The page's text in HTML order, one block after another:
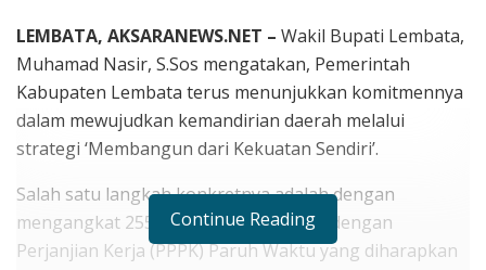
LEMBATA, AKSARANEWS.NET – Wakil Bupati Lembata,
Muhamad Nasir, S.Sos mengatakan, Pemerintah
Kabupaten Lembata terus menunjukkan komitmennya
dalam mewujudkan kemandirian daerah melalui
strategi ‘Membangun dari Kekuatan Sendiri’.
Salah satu langkah konkretnya adalah dengan
mengangkat 255 Pegawai Pemerintah dengan
Perjanjian Kerja (PPPK) Paruh Waktu yang diharapkan
Continue Reading